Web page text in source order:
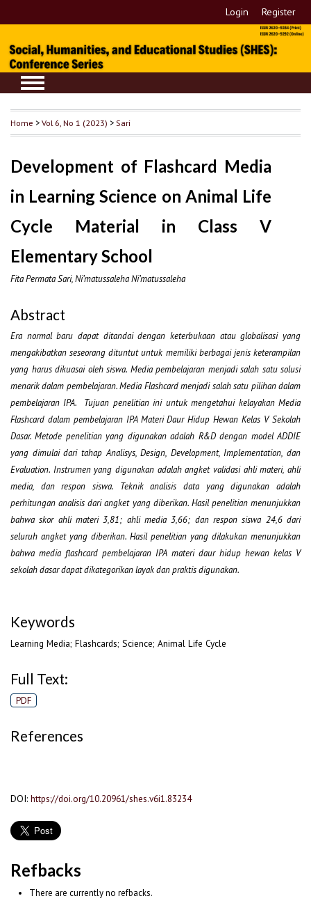
Login Register
Home >Vol 6, No 1 (2023) > Sari
Development of Flashcard Media
in Learning Science on Animal Life
Cycle Material in Class V
Elementary School
Fita Permata Sari, Ni’matussaleha Ni’matussaleha
Abstract
Era normal baru dapat ditandai dengan keterbukaan atau globalisasi yang
mengakibatkan seseorang dituntut untuk memiliki berbagai jenis keterampilan
yang harus dikuasai oleh siswa. Media pembelajaran menjadi salah satu solusi
menarik dalam pembelajaran. Media Flashcard menjadi salah satu pilihan dalam
pembelajaran IPA. Tujuan penelitian ini untuk mengetahui kelayakan Media
Flashcard dalam pembelajaran IPA Materi Daur Hidup Hewan Kelas V Sekolah
Dasar. Metode penelitian yang digunakan adalah R&D dengan model ADDIE
yang dimulai dari tahap Analisys, Design, Development, Implementation, dan
Evaluation. Instrumen yang digunakan adalah angket validasi ahli materi, ahli
media, dan respon siswa. Teknik analisis data yang digunakan adalah
perhitungan analisis dari angket yang diberikan. Hasil penelitian menunjukkan
bahwa skor ahli materi 3,81; ahli media 3,66; dan respon siswa 24,6 dari
seluruh angket yang diberikan. Hasil penelitian yang dilakukan menunjukkan
bahwa media flashcard pembelajaran IPA materi daur hidup hewan kelas V
sekolah dasar dapat dikategorikan layak dan praktis digunakan.
Keywords
Learning Media; Flashcards; Science; Animal Life Cycle
Full Text:
PDF
References
DOI: https://doi.org/10.20961/shes.v6i1.83234
Refbacks
There are currently no refbacks.